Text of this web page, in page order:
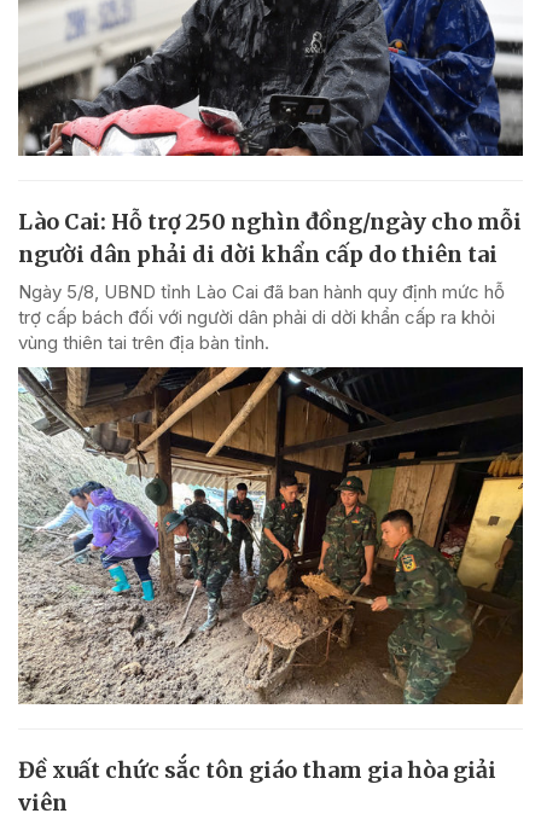
Lào Cai: Hỗ trợ 250 nghìn đồng/ngày cho mỗi
người dân phải di dời khẩn cấp do thiên tai
Ngày 5/8, UBND tỉnh Lào Cai đã ban hành quy định mức hỗ
trợ cấp bách đối với người dân phải di dời khẩn cấp ra khỏi
vùng thiên tai trên địa bàn tỉnh.
Đề xuất chức sắc tôn giáo tham gia hòa giải
viên